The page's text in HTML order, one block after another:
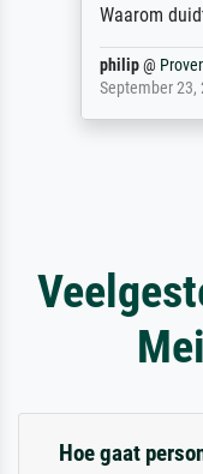
Waarom duidt u
philip@
September 23, 2025
Hoe gaat